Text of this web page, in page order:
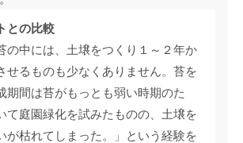
との比較
の中には、土壌をつくり１～２年か
せるものも少なくありません。苔を
期間は苔がもっとも弱い時期のた
て庭園緑化を試みたものの、土壌を
が枯れてしまった。」という経験を